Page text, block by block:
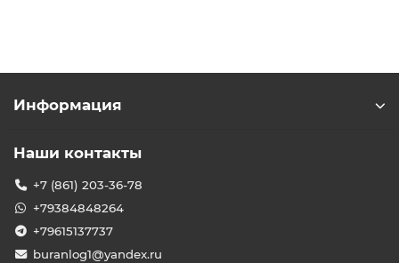
Информация
Наши контакты
+7 (861) 203-36-78
+79384848264
+79615137737
buranlog1@yandex.ru